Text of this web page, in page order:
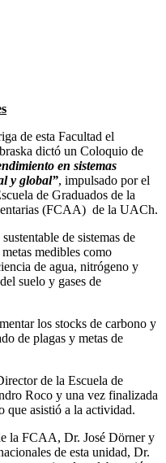
de esta Facultad el
dictó un Coloquio de
en sistemas
y global”, impulsado por el
de Graduados de la
(FCAA) de la UACh.
de sistemas de
medibles como
de agua, nitrógeno y
suelo y gases de
los stocks de carbono y
de plagas y metas de
de la Escuela de
Roco y una vez finalizada
que asistió a la actividad.
la FCAA, Dr. José Dörner y
de esta unidad, Dr.